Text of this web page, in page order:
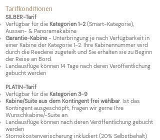
Tarifkonditionen
SILBER-Tarif
Verfügbar für die Kategorien 1-2(Smart-Kategorie),
Aussen- & Panoramakabine
Garantie-Kabine- Unterbringung je nach Verfügbarkeit in
einer Kabine der Kategorie 1-2. Ihre Kabinennummer wird
durch die Reederei zugeteilt und Sie erhalten sie zu Beginn
der Reise an Bord.
Landausflüge können 14 Tage nach deren Veröffentlichung
gebucht werden
PLATIN-Tarif
Verfügbar für die Kategorien 3-9
Kabine/Suite aus dem Kontingent frei wählbar. Ist das
Kontingent ausgeschöpft, fragen wir gerne Ihre
Wunschkabine/-Suite an.
Landausflüge können nach deren Veröffentlichung gebucht
werden
Stornokostenverischerung inkludiert (20% Selbstbehalt)